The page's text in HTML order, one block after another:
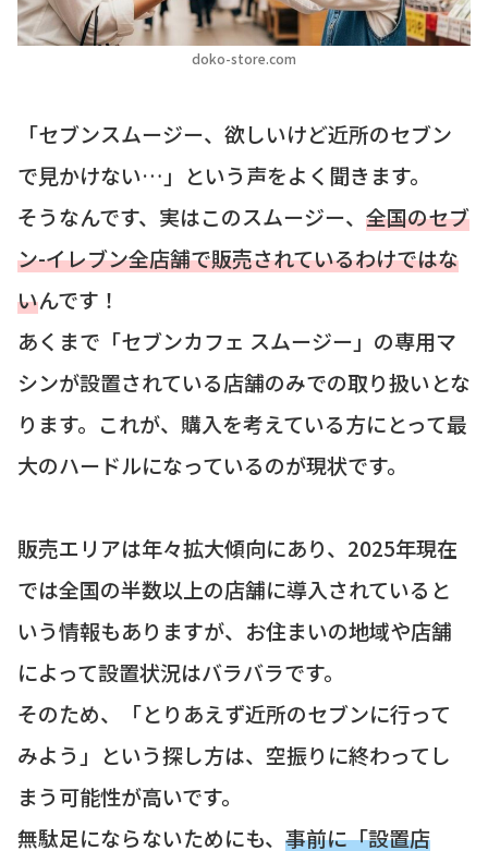
doko-store.com
「セブンスムージー、欲しいけど近所のセブン
で見かけない…」という声をよく聞きます。
そうなんです、実はこのスムージー、 全国のセブ
ン-イレブン全店舗で販売されているわけではな
いんです！
あくまで「セブンカフェ スムージー」の専用マ
シンが設置されている店舗のみでの取り扱いとな
ります。これが、購入を考えている方にとって最
大のハードルになっているのが現状です。
販売エリアは年々拡大傾向にあり、2025年現在
では全国の半数以上の店舗に導入されていると
いう情報もありますが、お住まいの地域や店舗
によって設置状況はバラバラです。
そのため、「とりあえず近所のセブンに行って
みよう」という探し方は、空振りに終わってし
まう可能性が高いです。
無駄足にならないためにも、 事前に「設置店